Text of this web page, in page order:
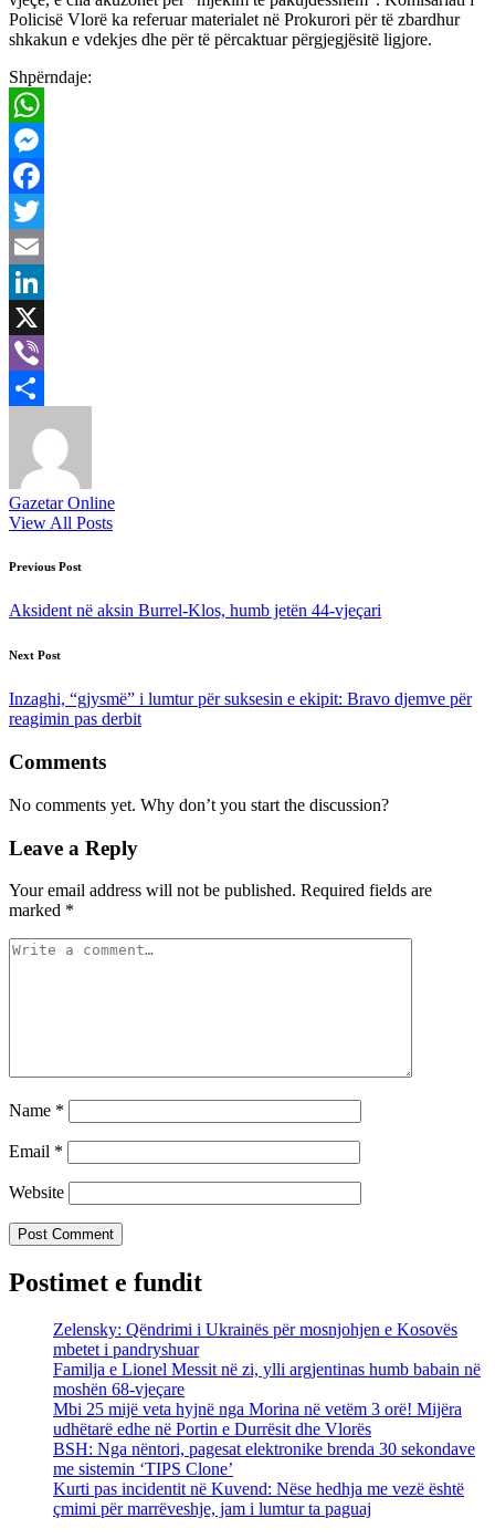
Policisë Vlorë ka referuar materialet në Prokurori për të zbardhur
shkakun e vdekjes dhe për të përcaktuar përgjegjësitë ligjore.
Shpërndaje:
WhatsApp
Messenger
Facebook
Twitter
Email
LinkedIn
X
Viber
Gazetar Online
View All Posts
Post
navigation
Previous Post
Aksident në aksin Burrel-Klos, humb jetën 44-vjeçari
Next Post
Inzaghi, “gjysmë” i lumtur për suksesin e ekipit: Bravo djemve për
reagimin pas derbit
Comments
No comments yet. Why don’t you start the discussion?
Leave a Reply
Your email address will not be published. Required fields are
marked *
Name *
Email *
Website
Postimet e fundit
Zelensky: Qëndrimi i Ukrainës për mosnjohjen e Kosovës
mbetet i pandryshuar
Familja e Lionel Messit në zi, ylli argjentinas humb babain në
moshën 68-vjeçare
Mbi 25 mijë veta hyjnë nga Morina në vetëm 3 orë! Mijëra
udhëtarë edhe në Portin e Durrësit dhe Vlorës
BSH: Nga nëntori, pagesat elektronike brenda 30 sekondave
me sistemin ‘TIPS Clone’
Kurti pas incidentit në Kuvend: Nëse hedhja me vezë është
çmimi për marrëveshje, jam i lumtur ta paguaj